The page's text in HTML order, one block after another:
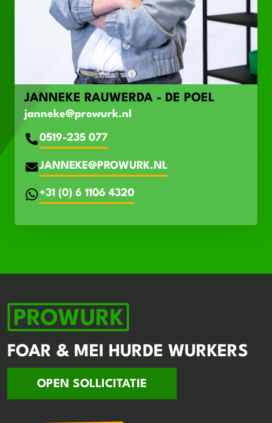
JANNEKE RAUWERDA - DE POEL
janneke@prowurk.nl
0519-235 077
JANNEKE@PROWURK.NL
+31 (0) 6 1106 4320
FOAR & MEI HURDE WURKERS
OPEN SOLLICITATIE